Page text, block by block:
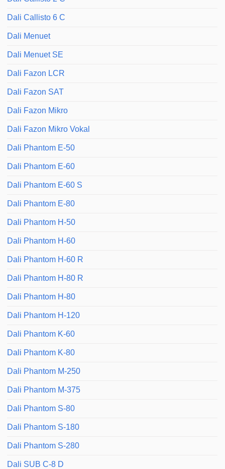
Dali Callisto 6 C
Dali Menuet
Dali Menuet SE
Dali Fazon LCR
Dali Fazon SAT
Dali Fazon Mikro
Dali Fazon Mikro Vokal
Dali Phantom E-50
Dali Phantom E-60
Dali Phantom E-60 S
Dali Phantom E-80
Dali Phantom H-50
Dali Phantom H-60
Dali Phantom H-60 R
Dali Phantom H-80 R
Dali Phantom H-80
Dali Phantom H-120
Dali Phantom K-60
Dali Phantom K-80
Dali Phantom M-250
Dali Phantom M-375
Dali Phantom S-80
Dali Phantom S-180
Dali Phantom S-280
Dali SUB C-8 D